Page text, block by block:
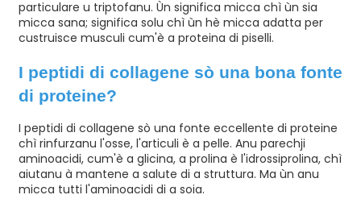
particulare u triptofanu. Ùn significa micca chì ùn sia
micca sana; significa solu chì ùn hè micca adatta per
custruisce musculi cum'è a proteina di piselli.
I peptidi di collagene sò una bona fonte
di proteine?
I peptidi di collagene sò una fonte eccellente di proteine ​​
chì rinfurzanu l'osse, l'articuli è a pelle. Anu parechji
aminoacidi, cum'è a glicina, a prolina è l'idrossiprolina, chì
aiutanu à mantene a salute di a struttura. Ma ùn anu
micca tutti l'aminoacidi di a soia.